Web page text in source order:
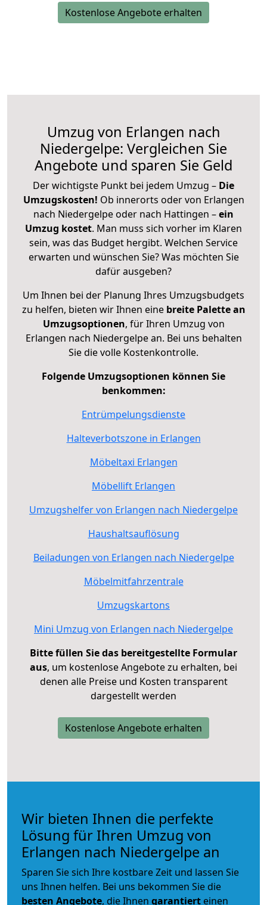
Kostenlose Angebote erhalten
Umzug von Erlangen nach
Niedergelpe: Vergleichen Sie
Angebote und sparen Sie Geld
Der wichtigste Punkt bei jedem Umzug – Die
Umzugskosten! Ob innerorts oder von Erlangen
nach Niedergelpe oder nach Hattingen –ein
Umzug kostet. Man muss sich vorher im Klaren
sein, was das Budget hergibt. Welchen Service
erwarten und wünschen Sie? Was möchten Sie
dafür ausgeben?
Um Ihnen bei der Planung Ihres Umzugsbudgets
zu helfen, bieten wir Ihnen eine breite Palette an
Umzugsoptionen, für Ihren Umzug von
Erlangen nach Niedergelpe an. Bei uns behalten
Sie die volle Kostenkontrolle.
Folgende Umzugsoptionen können Sie
benkommen:
Entrümpelungsdienste
Halteverbotszone in Erlangen
Möbeltaxi Erlangen
Möbellift Erlangen
Umzugshelfer von Erlangen nach Niedergelpe
Haushaltsauflösung
Beiladungen von Erlangen nach Niedergelpe
Möbelmitfahrzentrale
Umzugskartons
Mini Umzug von Erlangen nach Niedergelpe
Bitte füllen Sie das bereitgestellte Formular
aus, um kostenlose Angebote zu erhalten, bei
denen alle Preise und Kosten transparent
dargestellt werden
Kostenlose Angebote erhalten
Wir bieten Ihnen die perfekte
Lösung für Ihren Umzug von
Erlangen nach Niedergelpe an
Sparen Sie sich Ihre kostbare Zeit und lassen Sie
uns Ihnen helfen. Bei uns bekommen Sie die
besten Angebote, die Ihnen garantiert einen